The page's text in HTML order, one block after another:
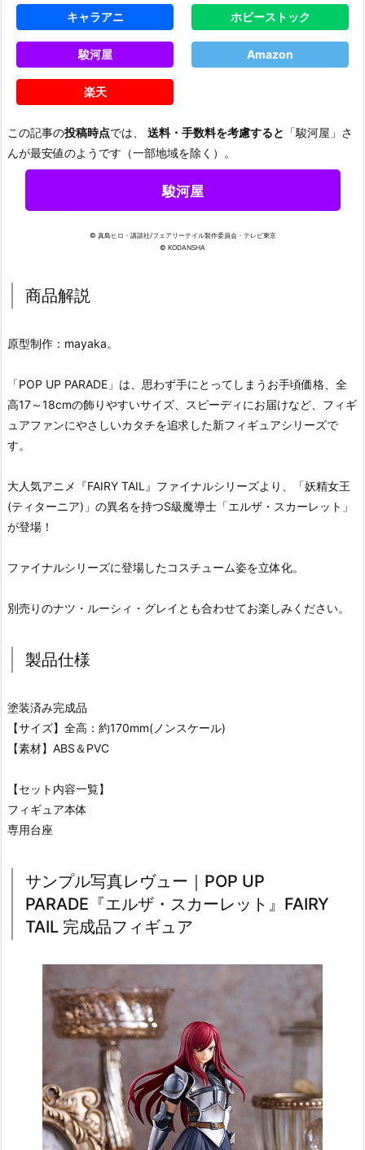
キャラアニ ホビーストック
駿河屋 Amazon
楽天
この記事の投稿時点では、 送料・手数料を考慮すると 「駿河屋」さ
んが最安値のようです（一部地域を除く）。
駿河屋
© 真島ヒロ・講談社/フェアリーテイル製作委員会・テレビ東京
© KODANSHA
商品解説
原型制作：mayaka。
「POP UP PARADE」は、思わず手にとってしまうお手頃価格、全
高17～18cmの飾りやすいサイズ、スピーディにお届けなど、フィギ
ュアファンにやさしいカタチを追求した新フィギュアシリーズで
す。
大人気アニメ『FAIRY TAIL』ファイナルシリーズより、「妖精女王
(ティターニア)」の異名を持つS級魔導士「エルザ・スカーレット」
が登場！
ファイナルシリーズに登場したコスチューム姿を立体化。
別売りのナツ・ルーシィ・グレイとも合わせてお楽しみください。
製品仕様
塗装済み完成品
【サイズ】全高：約170mm(ノンスケール)
【素材】ABS＆PVC
【セット内容一覧】
フィギュア本体
専用台座
サンプル写真レヴュー｜POP UP
PARADE『エルザ・スカーレット』FAIRY
TAIL 完成品フィギュア